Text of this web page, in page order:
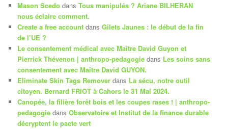
Mason Scedo dansTous manipulés ? Ariane BILHERAN
nous éclaire comment.
Create a free account dansGilets Jaunes : le début de la fin
de l’UE ?
Le consentement médical avec Maître David Guyon et
Pierrick Thévenon | anthropo-pedagogie dans Les soins sans
consentement avec Maître David GUYON.
Eliminate Skin Tags Remover dans La sécu, notre outil
citoyen. Bernard FRIOT à Cahors le 31 Mai 2024.
Canopée, la filière forêt bois et les coupes rases ! | anthropo-
pedagogie dansObservatoire et Institut de la finance durable
décryptent le pacte vert